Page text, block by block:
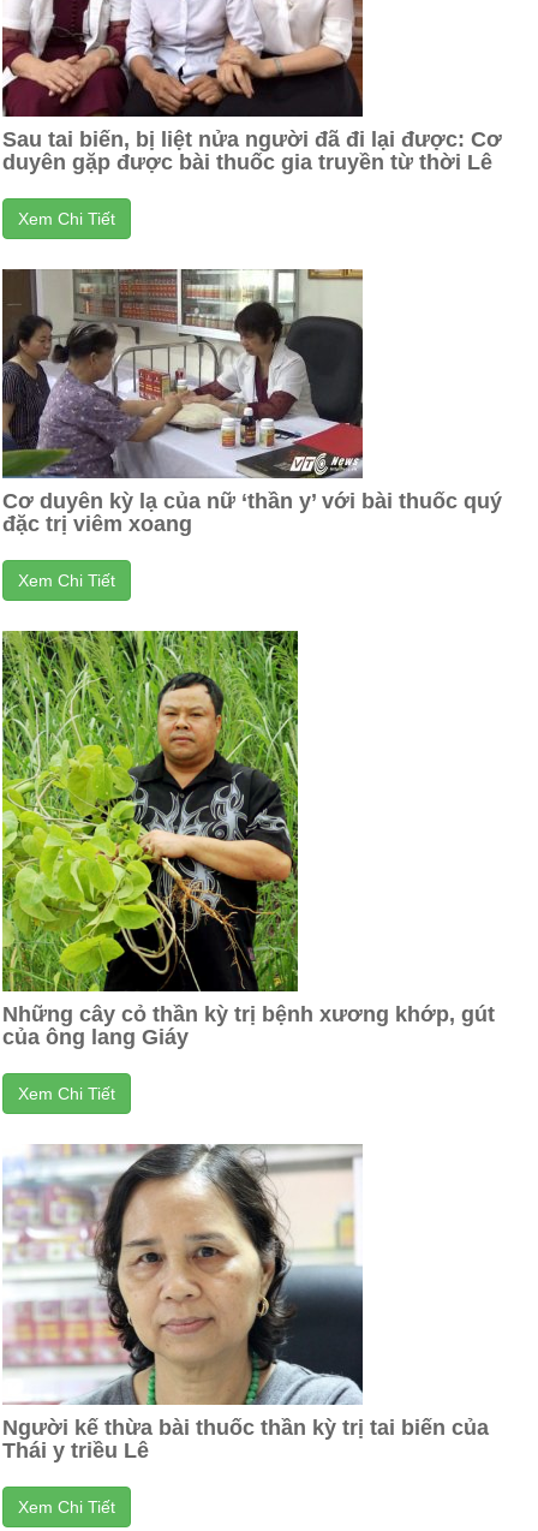
Sau tai biến, bị liệt nửa người đã đi lại được: Cơ
duyên gặp được bài thuốc gia truyền từ thời Lê
Xem Chi Tiết
Cơ duyên kỳ lạ của nữ ‘thần y’ với bài thuốc quý
đặc trị viêm xoang
Xem Chi Tiết
Những cây cỏ thần kỳ trị bệnh xương khớp, gút
của ông lang Giáy
Xem Chi Tiết
Người kế thừa bài thuốc thần kỳ trị tai biến của
Thái y triều Lê
Xem Chi Tiết